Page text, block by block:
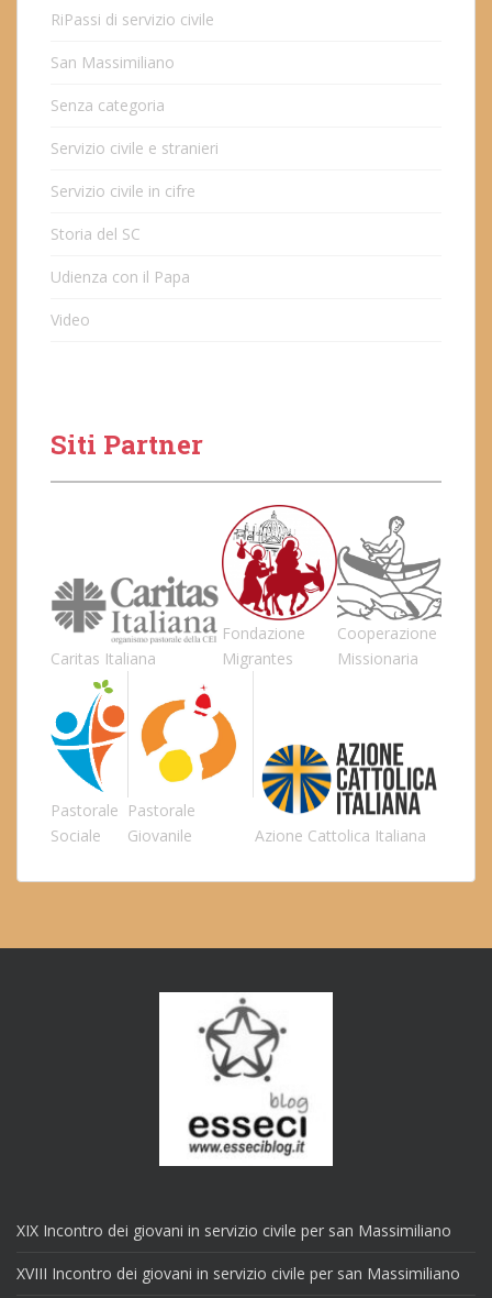
RiPassi di servizio civile
San Massimiliano
Senza categoria
Servizio civile e stranieri
Servizio civile in cifre
Storia del SC
Udienza con il Papa
Video
Siti Partner
Caritas Italiana
Fondazione
Migrantes
Cooperazione
Missionaria
Pastorale
Sociale
Pastorale
Giovanile
Azione Cattolica Italiana
XIX Incontro dei giovani in servizio civile per san Massimiliano
XVIII Incontro dei giovani in servizio civile per san Massimiliano